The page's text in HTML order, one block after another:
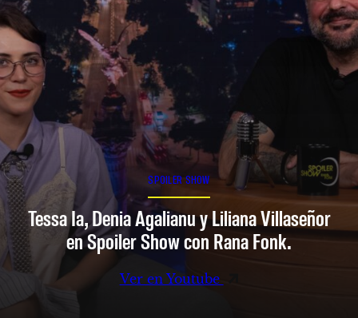
SPOILER SHOW
Tessa Ia, Denia Agalianu y Liliana Villaseñor
en Spoiler Show con Rana Fonk.
Ver en Youtube